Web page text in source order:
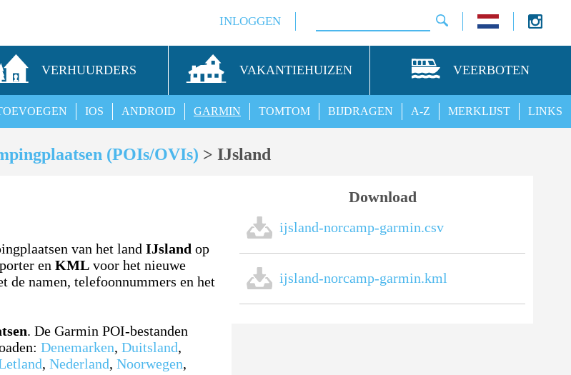
INLOGGEN
VERHUURDERS VAKANTIEHUIZEN VEERBOTEN
LINKS
MERKLIJST
A-Z
BIJDRAGEN
TOMTOM
GARMIN
ANDROID
IOS
(POIs/OVIs) > IJsland
van het land IJsland op
en KMLvoor het nieuwe
de namen, telefoonnummers en het
. De Garmin POI-bestanden
Denemarken, Duitsland,
, Nederland, Noorwegen,
Download
ijsland-norcamp-garmin.csv
ijsland-norcamp-garmin.kml